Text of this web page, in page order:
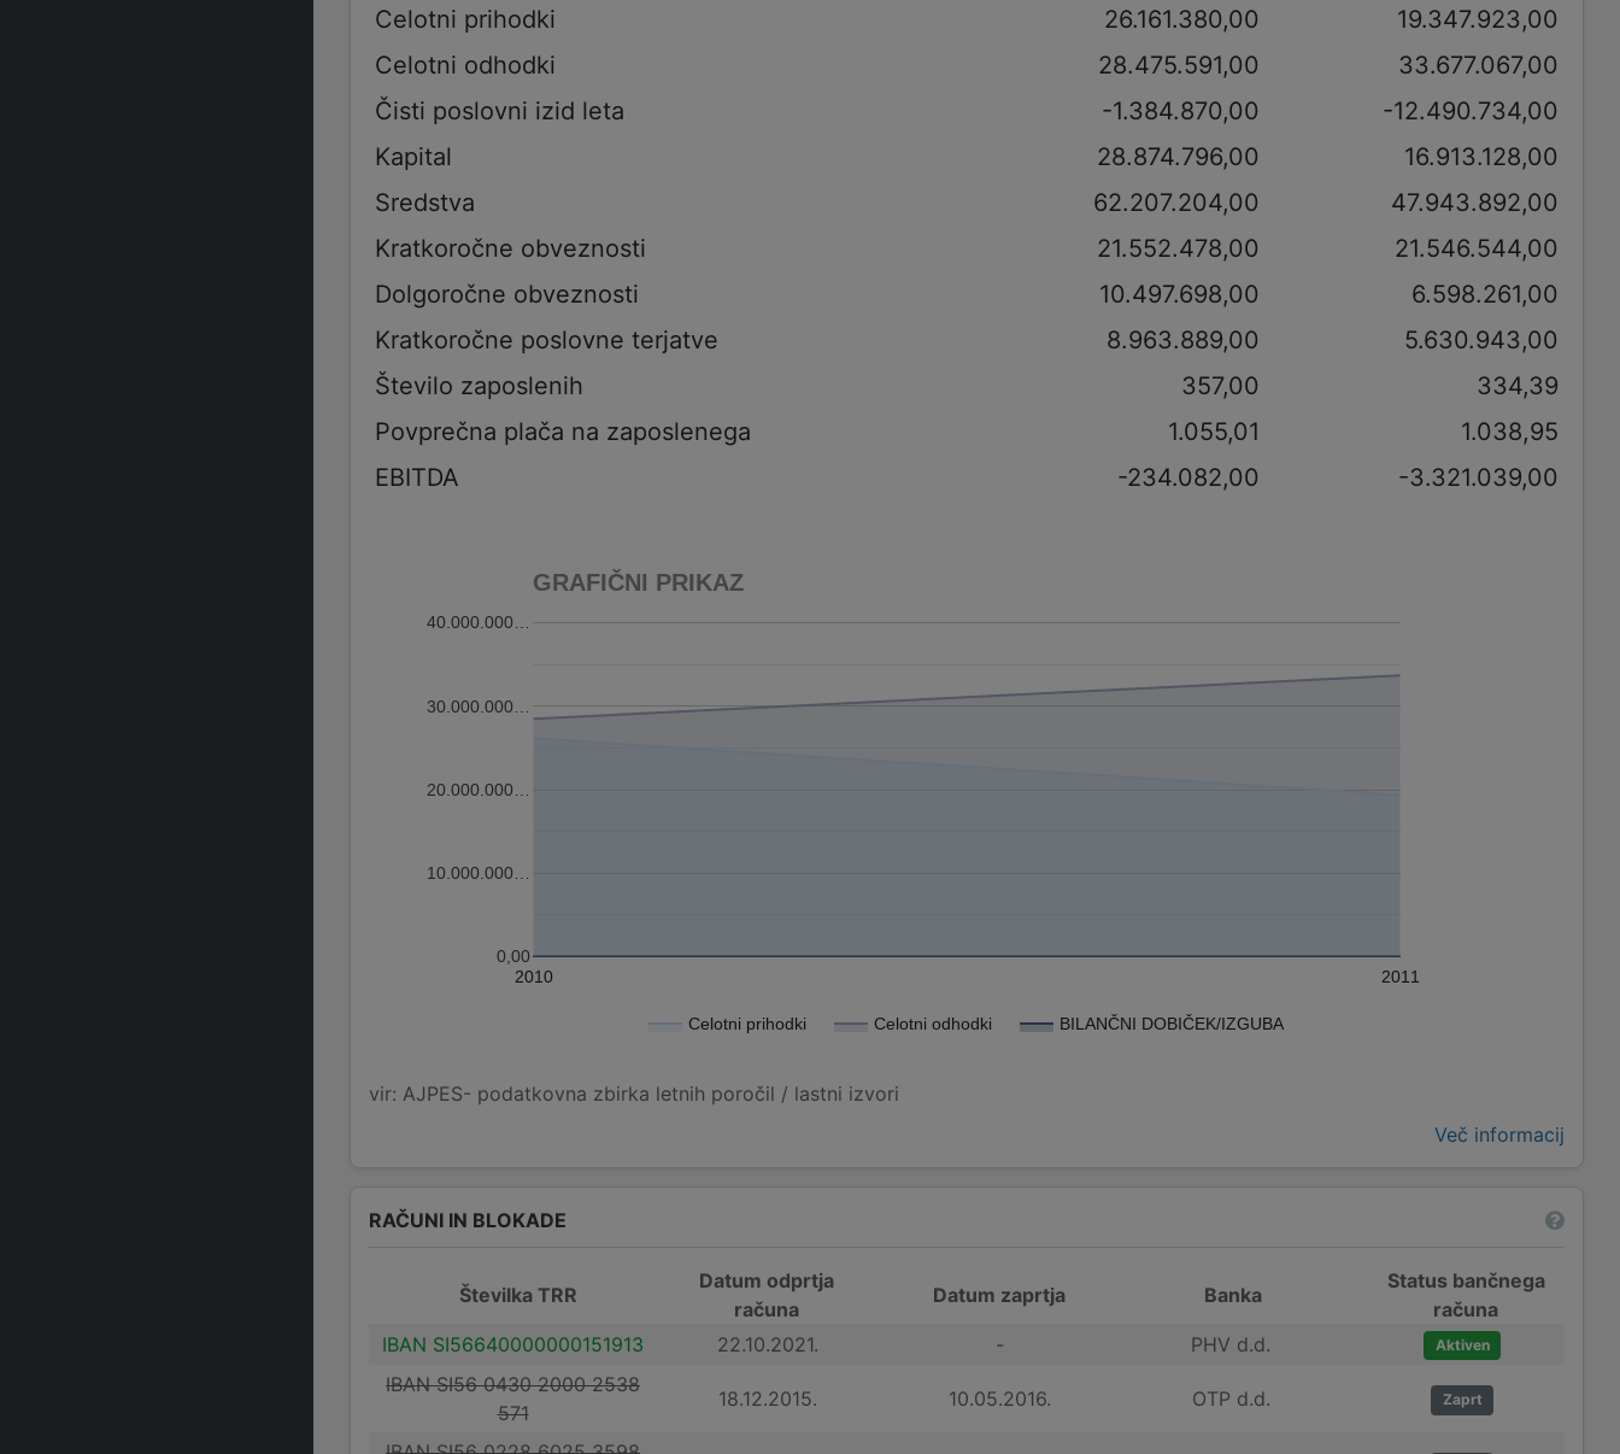
Celotni prihodki 26.161.380,00
19.347.923,00
Celotni odhodki
28.475.591,00
33.677.067,00
Čisti poslovni izid leta
-1.384.870,00
-12.490.734,00
Kapital
28.874.796,00
16.913.128,00
Sredstva
62.207.204,00
47.943.892,00
Kratkoročne obveznosti
21.552.478,00
21.546.544,00
Dolgoročne obveznosti
10.497.698,00
6.598.261,00
Kratkoročne poslovne terjatve
8.963.889,00
5.630.943,00
Število zaposlenih
357,00
334,39
Povprečna plača na zaposlenega
1.055,01
1.038,95
EBITDA
-234.082,00 -3.321.039,00
GRAFIČNI PRIKAZ
Celotni prihodki Celotni odhodki BILANČNI DOBIČEK/IZGUBA
2010 2011
0,00
10.000.000…
20.000.000…
30.000.000…
40.000.000…
vir: AJPES- podatkovna zbirka letnih poročil / lastni izvori
Več informacij
RAČUNI IN BLOKADE
Številka TRR
Datum odprtja
računa
Datum zaprtja Banka
Status bančnega
računa
IBAN SI56640000000151913
22.10.2021. - PHV d.d. Aktiven
IBAN SI56 0430 2000 2538
571
18.12.2015. 10.05.2016. OTP d.d. Zaprt